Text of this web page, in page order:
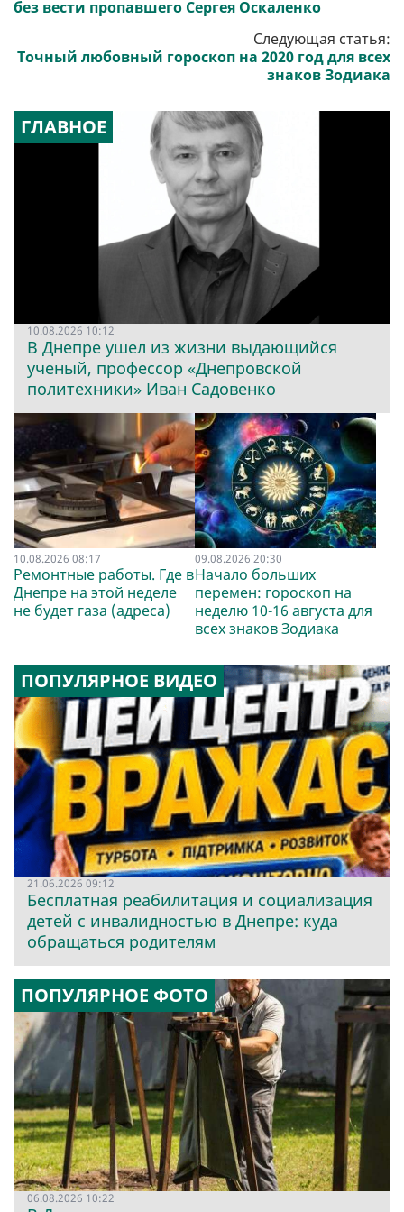
без вести пропавшего Сергея Оскаленко
Следующая статья:
Точный любовный гороскоп на 2020 год для всех
знаков Зодиака
ГЛАВНОЕ
10.08.2026 10:12
В Днепре ушел из жизни выдающийся
ученый, профессор «Днепровской
политехники» Иван Садовенко
10.08.2026 08:17
Ремонтные работы. Где в
Днепре на этой неделе
не будет газа (адреса)
09.08.2026 20:30
Начало больших
перемен: гороскоп на
неделю 10-16 августа для
всех знаков Зодиака
ПОПУЛЯРНОЕ ВИДЕО
21.06.2026 09:12
Бесплатная реабилитация и социализация
детей с инвалидностью в Днепре: куда
обращаться родителям
ПОПУЛЯРНОЕ ФОТО
06.08.2026 10:22